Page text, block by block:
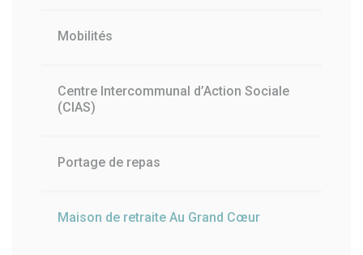
Mobilités
Centre Intercommunal d’Action Sociale
(CIAS)
Portage de repas
Maison de retraite Au Grand Cœur